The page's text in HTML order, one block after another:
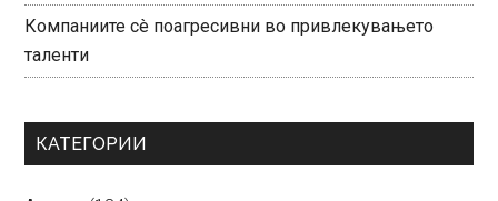
Компаниите сè поагресивни во привлекувањето
таленти
КАТЕГОРИИ